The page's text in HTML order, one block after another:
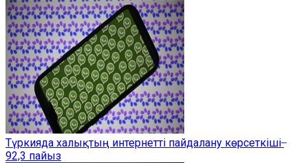
Түркияда халықтың интернетті пайдалану көрсеткіші ̶
92,3 пайыз